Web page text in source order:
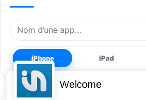
Nom de l’application
iPhone iPad
Welcome